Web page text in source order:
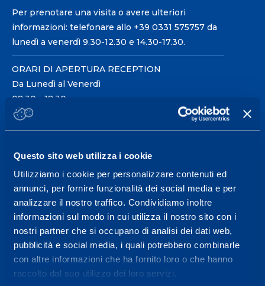
Questo sito web utilizza i cookie
Utilizziamo i cookie per personalizzare contenuti ed
annunci, per fornire funzionalità dei social media e per
analizzare il nostro traffico. Condividiamo inoltre
informazioni sul modo in cui utilizza il nostro sito con i
nostri partner che si occupano di analisi dei dati web,
pubblicità e social media, i quali potrebbero combinarle
con altre informazioni che ha fornito loro o che hanno
raccolto dal suo utilizzo dei loro servizi.
Per prenotare una visita o avere ulteriori
informazioni: telefonare allo +39 0331 575757 da
lunedì a venerdì 9.30-12.30 e 14.30-17.30.
ORARI DI APERTURA RECEPTION
Da Lunedì al Venerdì
08.30 - 18.30
Centro servizi per l'alta
prestazione ed il
wellness.
Maggiori informazioni
Servizi
Servizi Medici